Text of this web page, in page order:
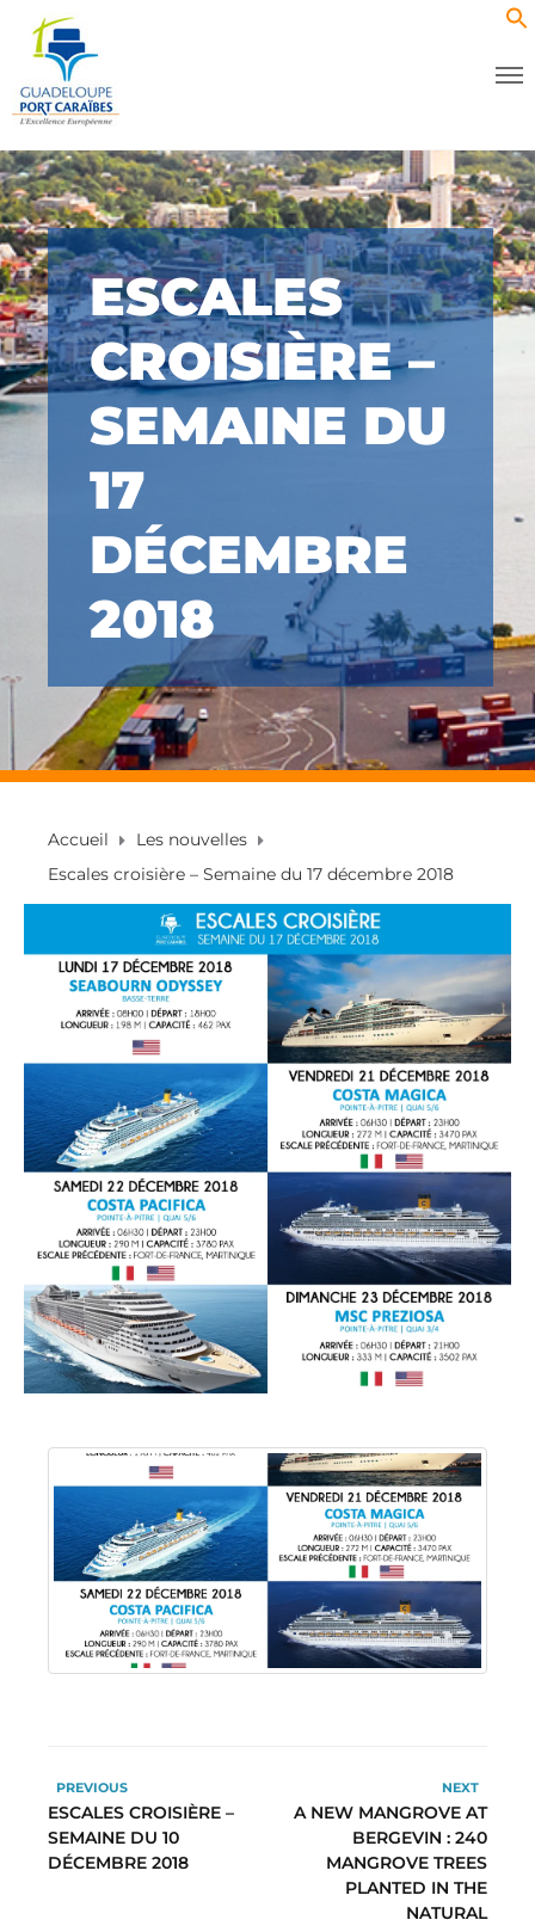
ESCALES
CROISIÈRE –
SEMAINE DU
17
DÉCEMBRE
2018
Accueil
Les nouvelles
Escales croisière – Semaine du 17 décembre 2018
PREVIOUS
ESCALES CROISIÈRE –
SEMAINE DU 10
DÉCEMBRE 2018
NEXT
A NEW MANGROVE AT
BERGEVIN : 240
MANGROVE TREES
PLANTED IN THE
NATURAL